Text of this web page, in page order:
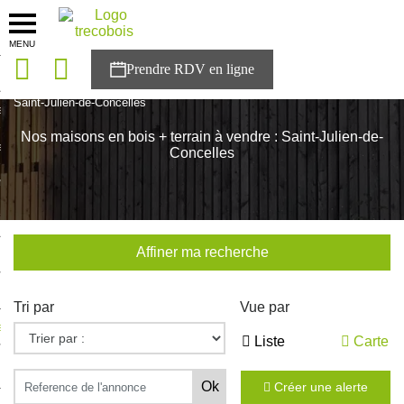
MENU
solutions
Trecobois
à NESTOR
Saint-Julien-de-Concelles
Nos maisons en bois + terrain à vendre : Saint-Julien-de-
Concelles
Affiner ma recherche
Tri par Vue par
Liste Carte
Créer une alerte